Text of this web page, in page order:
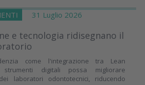
31 Luglio 2026
e tecnologia ridisegnano il
come l'integrazione tra Lean
digitali possa migliorare
laboratori odontotecnici, riducendo